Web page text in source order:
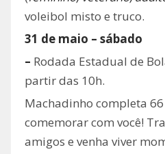
voleibol misto e truco.
31 de maio – sábado
– Rodada Estadual de
partir das 10h.
Machadinho completa
comemorar com você!
amigos e venha viver